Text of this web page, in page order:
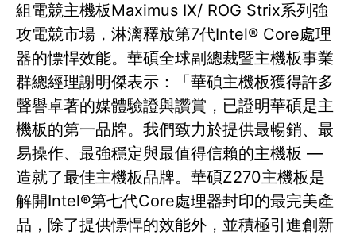
組電競主機板Maximus IX/ ROG Strix系列強
攻電競市場，淋漓釋放第7代Intel® Core處理
器的慓悍效能。華碩全球副總裁暨主機板事業
群總經理謝明傑表示：「華碩主機板獲得許多
聲譽卓著的媒體驗證與讚賞，已證明華碩是主
機板的第一品牌。我們致力於提供最暢銷、最
易操作、最強穩定與最值得信賴的主機板 —
造就了最佳主機板品牌。華碩Z270主機板是
解開Intel®第七代Core處理器封印的最完美產
品，除了提供慓悍的效能外，並積極引進創新